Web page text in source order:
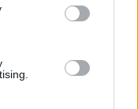
επιλογές
ο Γενικός